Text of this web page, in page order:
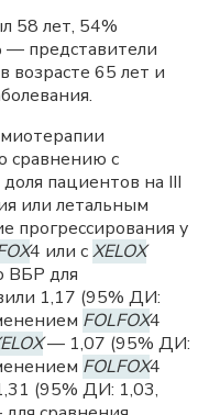
58 лет, 54%
представители
возрасте 65 лет и
сравнению с
доля пациентов на III
или летальным
прогрессирования у
4 или сXELOX
ВБР для
1,17 (95% ДИ:
FOLFOX4
— 1,07 (95% ДИ:
FOLFOX4
(95% ДИ: 1,03,